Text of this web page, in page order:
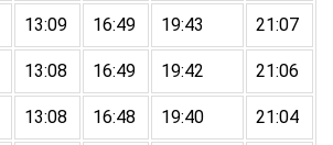
13:09 16:49 19:43 21:07
13:08 16:49 19:42 21:06
13:08 16:48 19:40 21:04